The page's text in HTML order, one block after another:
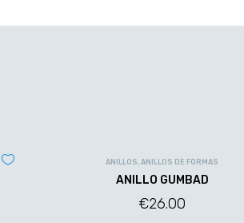
ANILLOS, ANILLOS DE FORMAS
ANILLO GUMBAD
€26.00